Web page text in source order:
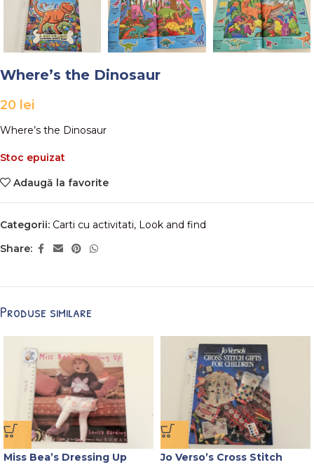
Where’s the Dinosaur
20 lei
Where’s the Dinosaur
Stoc epuizat
Adaugă la favorite
Categorii: Carti cu activitati, Look and find
Share:
Produse similare
Miss Bea’s Dressing Up
Jo Verso’s Cross Stitch